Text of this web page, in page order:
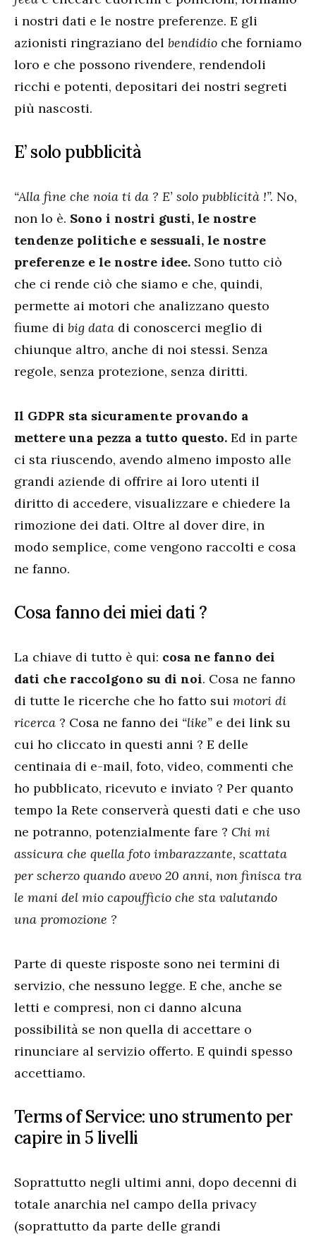
i nostri dati e le nostre preferenze. E gli
azionisti ringraziano del bendidio che forniamo
loro e che possono rivendere, rendendoli
ricchi e potenti, depositari dei nostri segreti
più nascosti.
E’ solo pubblicità
“Alla fine che noia ti da ? E’ solo pubblicità !”. No,
non lo è. Sono i nostri gusti, le nostre
tendenze politiche e sessuali, le nostre
preferenze e le nostre idee. Sono tutto ciò
che ci rende ciò che siamo e che, quindi,
permette ai motori che analizzano questo
fiume di big data di conoscerci meglio di
chiunque altro, anche di noi stessi. Senza
regole, senza protezione, senza diritti.
Il GDPR sta sicuramente provando a
mettere una pezza a tutto questo. Ed in parte
ci sta riuscendo, avendo almeno imposto alle
grandi aziende di offrire ai loro utenti il
diritto di accedere, visualizzare e chiedere la
rimozione dei dati. Oltre al dover dire, in
modo semplice, come vengono raccolti e cosa
ne fanno.
Cosa fanno dei miei dati ?
La chiave di tutto è qui: cosa ne fanno dei
dati che raccolgono su di noi. Cosa ne fanno
di tutte le ricerche che ho fatto sui motori di
ricerca ? Cosa ne fanno dei “like” e dei link su
cui ho cliccato in questi anni ? E delle
centinaia di e-mail, foto, video, commenti che
ho pubblicato, ricevuto e inviato ? Per quanto
tempo la Rete conserverà questi dati e che uso
ne potranno, potenzialmente fare ? Chi mi
assicura che quella foto imbarazzante, scattata
per scherzo quando avevo 20 anni, non finisca tra
le mani del mio capoufficio che sta valutando
una promozione ?
Parte di queste risposte sono nei termini di
servizio, che nessuno legge. E che, anche se
letti e compresi, non ci danno alcuna
possibilità se non quella di accettare o
rinunciare al servizio offerto. E quindi spesso
accettiamo.
Terms of Service: uno strumento per
capire in 5 livelli
Soprattutto negli ultimi anni, dopo decenni di
totale anarchia nel campo della privacy
(soprattutto da parte delle grandi